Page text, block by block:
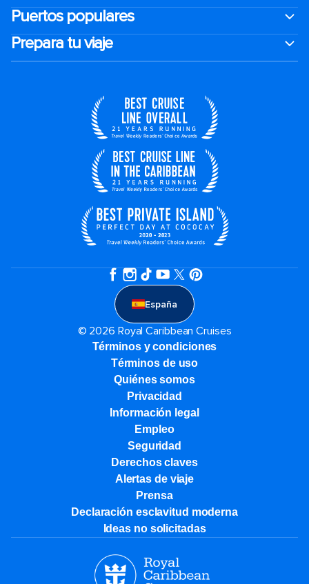
Puertos populares
Prepara tu viaje
España
© 2026 Royal Caribbean Cruises
Términos y condiciones
Términos de uso
Quiénes somos
Privacidad
Información legal
Empleo
Seguridad
Derechos claves
Alertas de viaje
Prensa
Declaración esclavitud moderna
Ideas no solicitadas